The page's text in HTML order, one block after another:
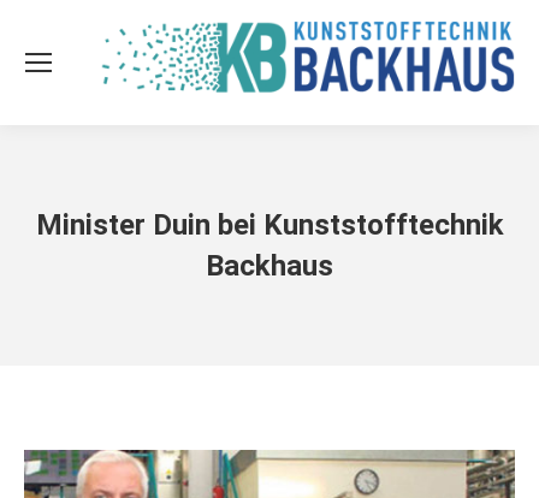
Minister Duin bei Kunststofftechnik
Backhaus